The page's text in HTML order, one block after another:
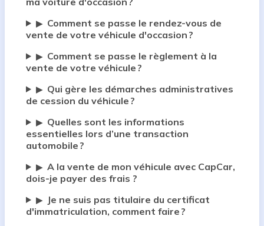
▶ Comment se passe le rendez-vous de
vente de votre véhicule d'occasion ?
▶ Comment se passe le règlement à la
vente de votre véhicule ?
▶ Qui gère les démarches administratives
de cession du véhicule ?
▶ Quelles sont les informations
essentielles lors d’une transaction
automobile ?
▶ A la vente de mon véhicule avec CapCar,
dois-je payer des frais ?
▶
Je ne suis pas titulaire du certificat
d'immatriculation, comment faire ?